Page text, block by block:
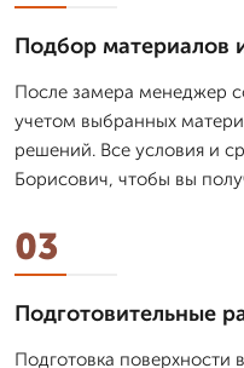
Подбор материалов
После замера менеджер
учетом выбранных
решений. Все условия и
Борисович, чтобы вы
03
Подготовительные
Подготовка поверхности